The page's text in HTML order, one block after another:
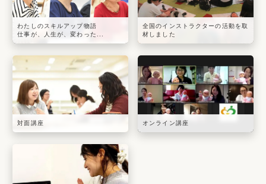
わたしのスキルアップ物語
仕事が、人生が、変わった...
全国のインストラクターの活動を取
材しました
対面講座 オンライン講座